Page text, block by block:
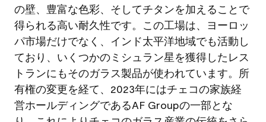
の壁、豊富な色彩、そしてチタンを加えることで
得られる高い耐久性です。この工場は、ヨーロッ
パ市場だけでなく、インド太平洋地域でも活動し
ており、いくつかのミシュラン星を獲得したレス
トランにもそのガラス製品が使われています。所
有権の変更を経て、2023年にはチェコの家族経
営ホールディングであるAF Groupの一部とな